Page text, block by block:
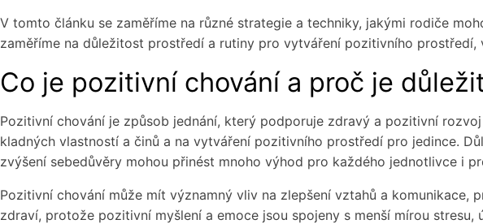
V tomto článku se zaměříme na různé strategie a techniky, jakými rodiče
zaměříme na důležitost prostředí a rutiny pro vytváření pozitivního
Co je pozitivní chování a proč je
Pozitivní chování je způsob jednání, který podporuje zdravý a pozitivní
kladných vlastností a činů a na vytváření pozitivního prostředí pro jedince.
zvýšení sebedůvěry mohou přinést mnoho výhod pro každého jednotlivce i
Pozitivní chování může mít významný vliv na zlepšení vztahů a
zdraví, protože pozitivní myšlení a emoce jsou spojeny s menší mírou